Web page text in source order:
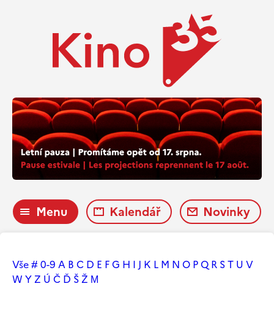
Menu Kalendář Novinky
Vše# 0-9 A B C D E FG H I J K L M N O PQ R ST U V
W YZ Ú Č Ď ŠŽ М